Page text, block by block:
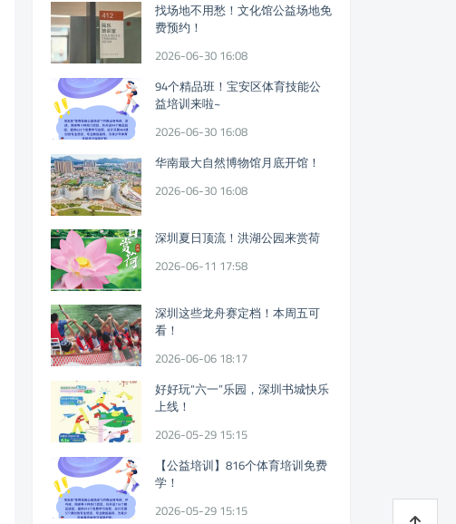
找场地不用愁！文化馆公益场地免
费预约！
2026-06-30 16:08
94个精品班！宝安区体育技能公
益培训来啦~
2026-06-30 16:08
华南最大自然博物馆月底开馆！
2026-06-30 16:08
深圳夏日顶流！洪湖公园来赏荷
2026-06-11 17:58
深圳这些龙舟赛定档！本周五可
看！
2026-06-06 18:17
好好玩“六一”乐园，深圳书城快乐
上线！
2026-05-29 15:15
【公益培训】816个体育培训免费
学！
2026-05-29 15:15